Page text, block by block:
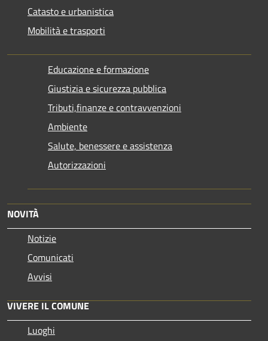
Catasto e urbanistica
Mobilità e trasporti
Educazione e formazione
Giustizia e sicurezza pubblica
Tributi,finanze e contravvenzioni
Ambiente
Salute, benessere e assistenza
Autorizzazioni
NOVITÀ
Notizie
Comunicati
Avvisi
VIVERE IL COMUNE
Luoghi